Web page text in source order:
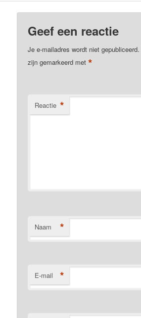
Geef een reactie
Je e-mailadres wordt niet gepubliceerd.
zijn gemarkeerd met*
Reactie *
Naam *
E-mail *